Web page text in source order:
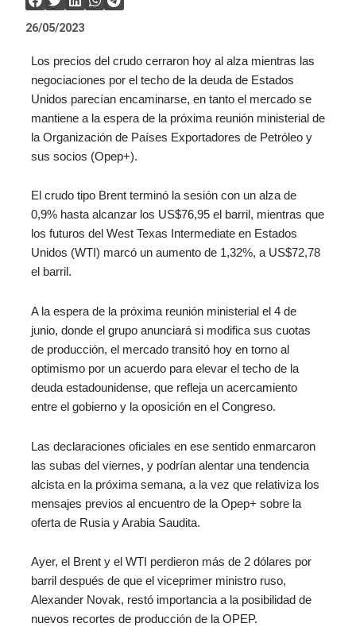
26/05/2023
Los precios del crudo cerraron hoy al alza mientras las
negociaciones por el techo de la deuda de Estados
Unidos parecían encaminarse, en tanto el mercado se
mantiene a la espera de la próxima reunión ministerial de
la Organización de Países Exportadores de Petróleo y
sus socios (Opep+).
El crudo tipo Brent terminó la sesión con un alza de
0,9% hasta alcanzar los US$76,95 el barril, mientras que
los futuros del West Texas Intermediate en Estados
Unidos (WTI) marcó un aumento de 1,32%, a US$72,78
el barril.
A la espera de la próxima reunión ministerial el 4 de
junio, donde el grupo anunciará si modifica sus cuotas
de producción, el mercado transitó hoy en torno al
optimismo por un acuerdo para elevar el techo de la
deuda estadounidense, que refleja un acercamiento
entre el gobierno y la oposición en el Congreso.
Las declaraciones oficiales en ese sentido enmarcaron
las subas del viernes, y podrían alentar una tendencia
alcista en la próxima semana, a la vez que relativiza los
mensajes previos al encuentro de la Opep+ sobre la
oferta de Rusia y Arabia Saudita.
Ayer, el Brent y el WTI perdieron más de 2 dólares por
barril después de que el viceprimer ministro ruso,
Alexander Novak, restó importancia a la posibilidad de
nuevos recortes de producción de la OPEP.